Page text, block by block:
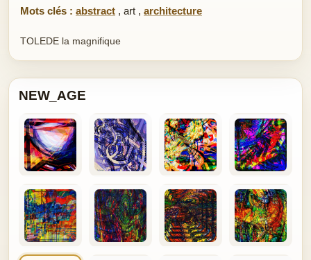
Mots clés : abstract , art , architecture
TOLEDE la magnifique
NEW_AGE